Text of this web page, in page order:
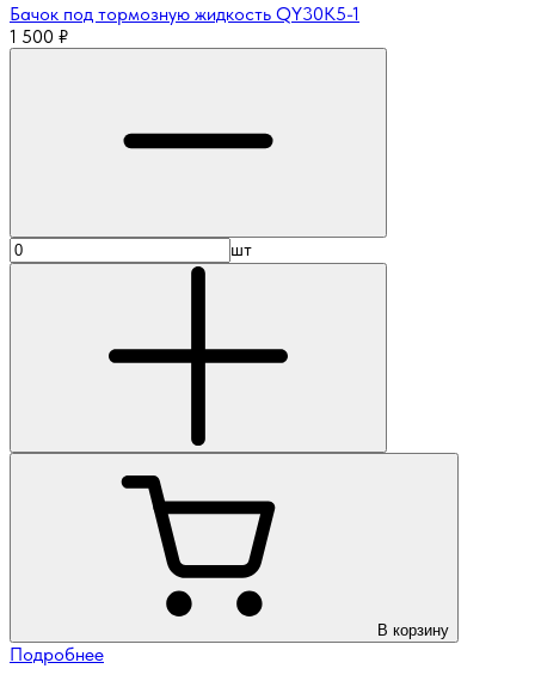
Бачок под тормозную жидкость QY30K5-1
1 500 ₽
шт
В корзину
Подробнее